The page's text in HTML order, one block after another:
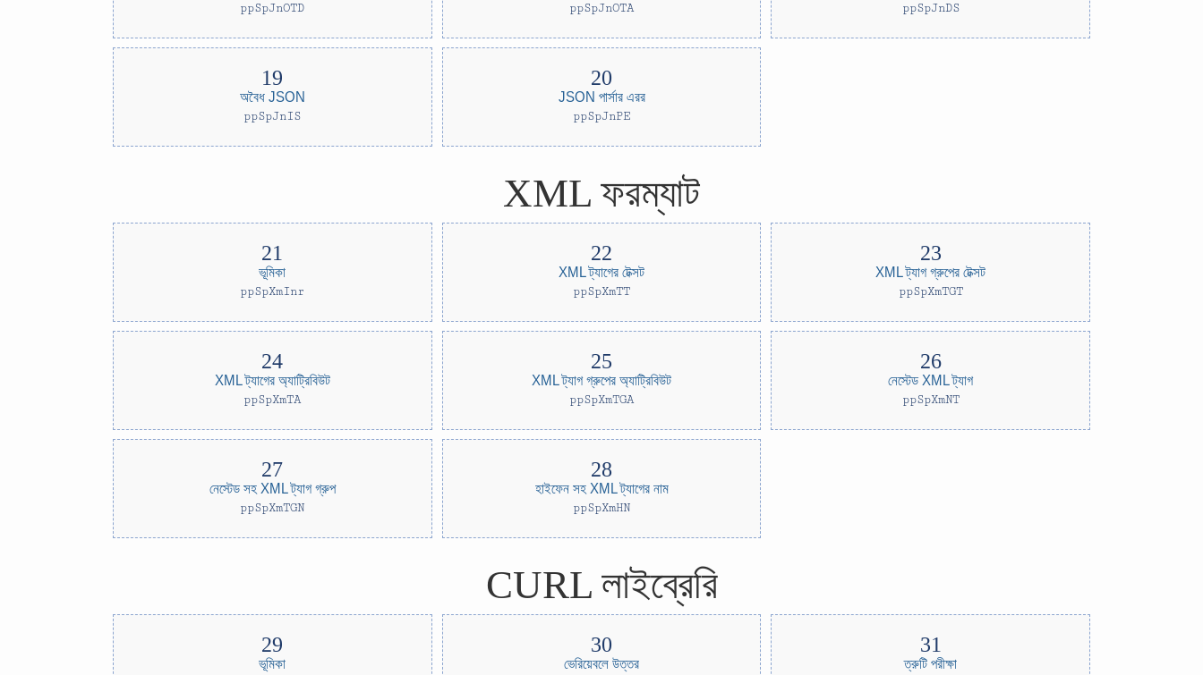
ppSpJnOTD ppSpJnOTA ppSpJnDS
অবৈধ JSON
ppSpJnIS
JSON পার্সার এরর
ppSpJnPE
XML ফরম্যাট
ভূমিকা
ppSpXmInr
XML ট্যাগের টেক্সট
ppSpXmTT
XML ট্যাগ গ্রুপের টেক্সট
ppSpXmTGT
XML ট্যাগের অ্যাট্রিবিউট
ppSpXmTA
XML ট্যাগ গ্রুপের অ্যাট্রিবিউট
ppSpXmTGA
নেস্টেড XML ট্যাগ
ppSpXmNT
নেস্টেড সহ XML ট্যাগ গ্রুপ
ppSpXmTGN
হাইফেন সহ XML ট্যাগের নাম
ppSpXmHN
CURL লাইব্রেরি
ভূমিকা ভেরিয়েবলে উত্তর ত্রুটি পরীক্ষা